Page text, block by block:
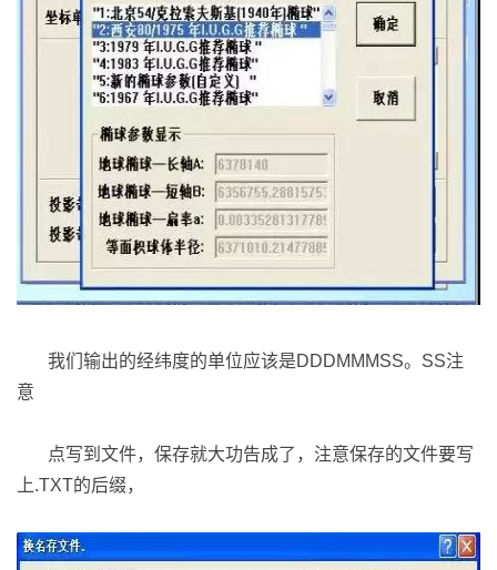
我们输出的经纬度的单位应该是DDDMMMSS。SS注
意
点写到文件，保存就大功告成了，注意保存的文件要写
上.TXT的后缀，